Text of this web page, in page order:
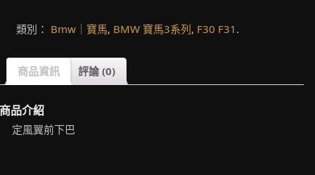
類別： Bmw｜寶馬, BMW 寶馬3系列, F30 F31 .
商品資訊 評論 (0)
品介紹
定風翼前下巴